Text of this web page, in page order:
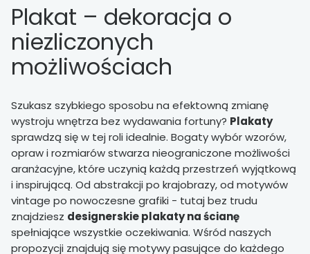
Plakat – dekoracja o
niezliczonych
możliwościach
Szukasz szybkiego sposobu na efektowną zmianę
wystroju wnętrza bez wydawania fortuny? Plakaty
sprawdzą się w tej roli idealnie. Bogaty wybór wzorów,
opraw i rozmiarów stwarza nieograniczone możliwości
aranżacyjne, które uczynią każdą przestrzeń wyjątkową
i inspirującą. Od abstrakcji po krajobrazy, od motywów
vintage po nowoczesne grafiki - tutaj bez trudu
znajdziesz designerskie plakaty na ścianę
spełniające wszystkie oczekiwania. Wśród naszych
propozycji znajdują się motywy pasujące do każdego